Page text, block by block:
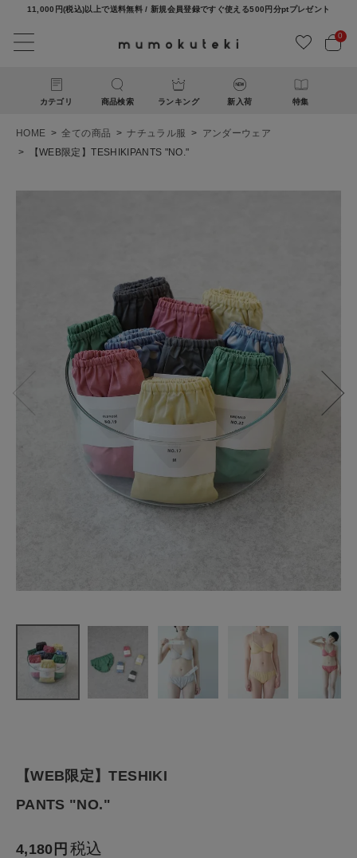
11,000円(税込)以上で送料無料 / 新規会員登録ですぐ使える500円分ptプレゼント
0
カテゴリ 商品検索 ランキング 新入荷 特集
ログイン 新規会員登録
ナチュラル服
ファッション雑貨
HOME 全ての商品 ナチュラル服
アンダーウェア
【WEB限定】TESHIKIPANTS "NO."
【WEB限定】TESHIKI
PANTS "NO."
4,180 税込